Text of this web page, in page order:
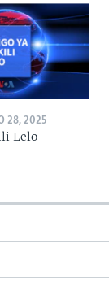
28, 2025
Lelo